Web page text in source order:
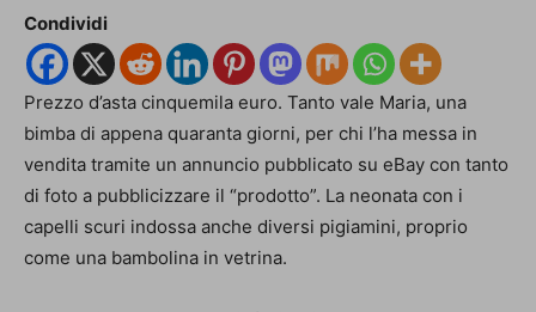
Condividi
Prezzo d’asta cinquemila euro. Tanto vale Maria, una
bimba di appena quaranta giorni, per chi l’ha messa in
vendita tramite un annuncio pubblicato su eBay con tanto
di foto a pubblicizzare il “prodotto”. La neonata con i
capelli scuri indossa anche diversi pigiamini, proprio
come una bambolina in vetrina.